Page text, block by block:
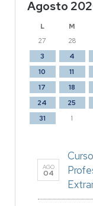
Agosto
L M
27
28
3
4
10
11
17
18
24
25
31
1
AGO
04